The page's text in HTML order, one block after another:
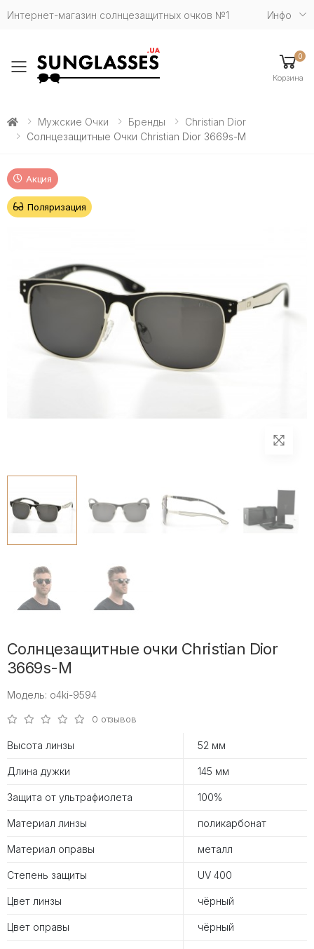
Интернет-магазин солнцезащитных очков №1 Инфо
Toggle mobile menu
0
Корзина
Мужские Очки Бренды
Christian Dior
Солнцезащитные Очки Christian Dior 3669s-M
Акция
Поляризация
Солнцезащитные очки Christian Dior
3669s-M
Модель: o4ki-9594
0 отзывов
Высота линзы 52 мм
Длина дужки 145 мм
Защита от ультрафиолета 100%
Материал линзы поликарбонат
Материал оправы металл
Степень защиты UV 400
Цвет линзы чёрный
Цвет оправы чёрный